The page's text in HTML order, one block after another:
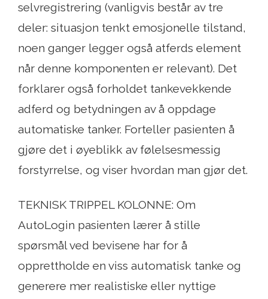
selvregistrering (vanligvis består av tre
deler: situasjon tenkt emosjonelle tilstand,
noen ganger legger også atferds element
når denne komponenten er relevant). Det
forklarer også forholdet tankevekkende
adferd og betydningen av å oppdage
automatiske tanker. Forteller pasienten å
gjøre det i øyeblikk av følelsesmessig
forstyrrelse, og viser hvordan man gjør det.
TEKNISK TRIPPEL KOLONNE: Om
AutoLogin pasienten lærer å stille
spørsmål ved bevisene har for å
opprettholde en viss automatisk tanke og
generere mer realistiske eller nyttige